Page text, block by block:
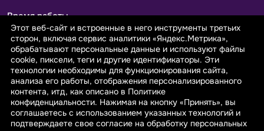
Время работы
Пн-Пт с 9.00 до 18.00
Сб-Вс: выходной
Принимаем к оплате
Этот веб-сайт и встроенные в него инструменты третьих
сторон, включая сервис аналитики «Яндекс.Метрика»,
обрабатывают персональные данные и используют файлы
cookie, пиксели, теги и другие идентификаторы. Эти
технологии необходимы для функционирования сайта,
анализа его работы, отображения персонализированного
контента, итд, как описано в Политике
конфиденциальности. Нажимая на кнопку «Принять», вы
соглашаетесь с использованием указанных технологий и
подтверждаете свое согласие на обработку персональных